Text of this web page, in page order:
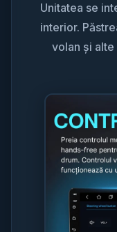
Unitatea se
interior.
volan și